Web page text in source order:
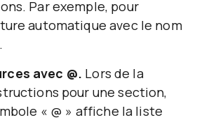
Par exemple, pour
automatique avec le nom
avec @. Lors de la
pour une section,
« @ » affiche la liste